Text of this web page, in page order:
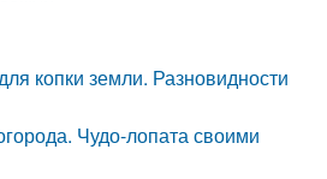
копки земли. Разновидности
Чудо-лопата своими